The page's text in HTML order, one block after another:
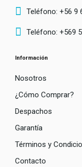
Teléfono: +56 9
Teléfono: +569
Información
Nosotros
¿Cómo Comprar?
Despachos
Garantía
Términos y
Contacto